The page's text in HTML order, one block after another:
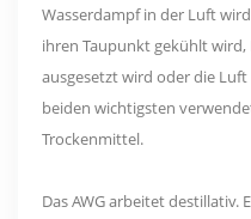
Wasserdampf in der Luft
ihren Taupunkt gekühlt
ausgesetzt wird oder die
beiden wichtigsten
Trockenmittel.
Das AWG arbeitet destillativ.